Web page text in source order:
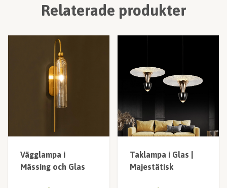
Relaterade produkter
Vägglampa i
Mässing och Glas
Taklampa i Glas |
Majestätisk